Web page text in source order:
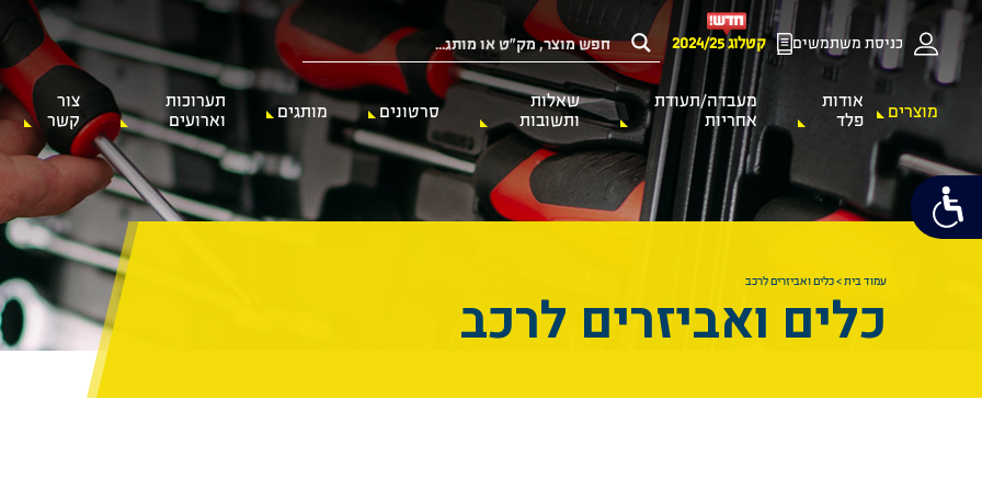
כניסת משתמשים קטלוג 2024/25
מוצרים
אודות
פלד
מעבדה/תעודת
אחריות
שאלות
ותשובות
סרטונים מותגים
תערוכות
וארועים
צור
קשר
עמוד בית>כלים ואביזרים לרכב
כלים ואביזרים לרכב